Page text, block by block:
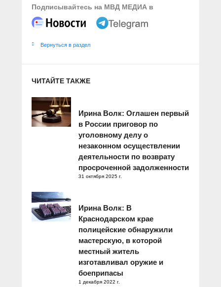
Подписывайтесь на МВД МЕДИА в
Вернуться в раздел
ЧИТАЙТЕ ТАКЖЕ
Ирина Волк: Оглашен первый
в России приговор по
уголовному делу о
незаконном осуществлении
деятельности по возврату
просроченной задолженности
31 октября 2025 г.
Ирина Волк: В
Краснодарском крае
полицейские обнаружили
мастерскую, в которой
местный житель
изготавливал оружие и
боеприпасы
1 декабря 2022 г.